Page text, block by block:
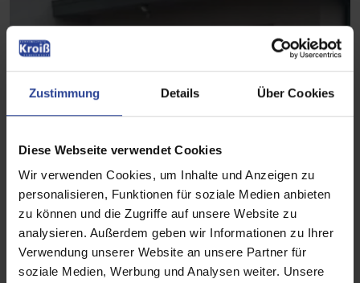
Zustimmung Details Über Cookies
Diese Webseite verwendet Cookies
Wir verwenden Cookies, um Inhalte und Anzeigen zu
personalisieren, Funktionen für soziale Medien anbieten
zu können und die Zugriffe auf unsere Website zu
analysieren. Außerdem geben wir Informationen zu Ihrer
Verwendung unserer Website an unsere Partner für
soziale Medien, Werbung und Analysen weiter. Unsere
Garagentore in Metalloptik